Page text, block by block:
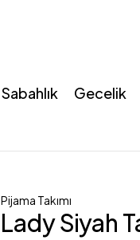
Sabahlık Gecelik
Pijama Takımı
Lady Siyah